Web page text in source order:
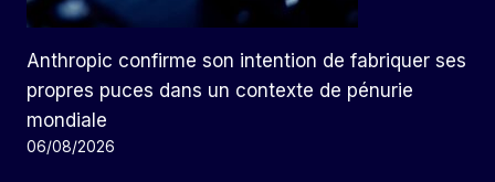
Anthropic confirme son intention de fabriquer ses
propres puces dans un contexte de pénurie
mondiale
06/08/2026